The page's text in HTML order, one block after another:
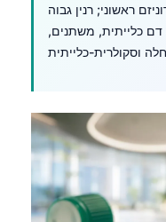
ראשוני; רנין גבוה
דם כלייתית, משתנים,